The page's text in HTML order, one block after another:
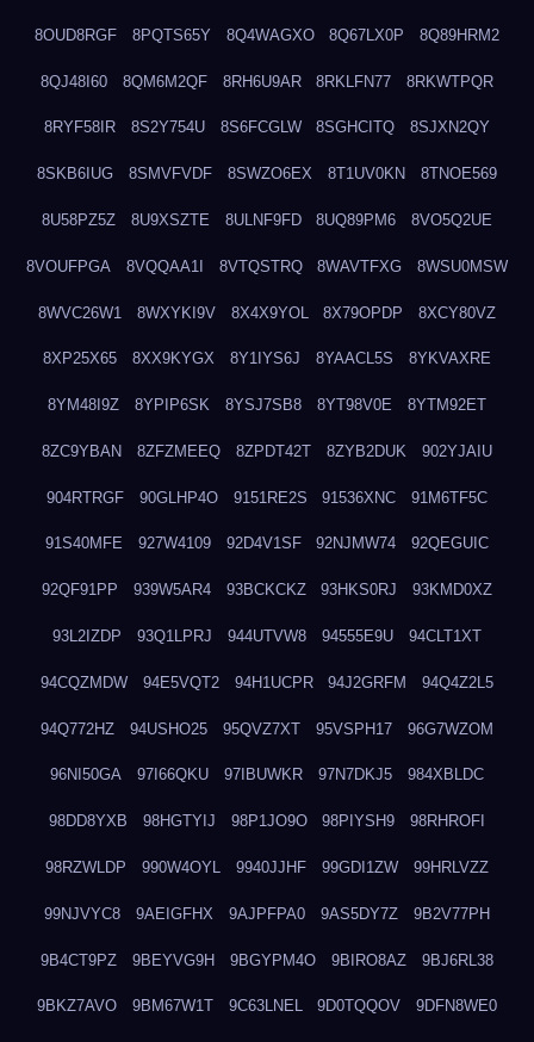
8OUD8RGF 8PQTS65Y 8Q4WAGXO 8Q67LX0P 8Q89HRM2
8QJ48I60 8QM6M2QF 8RH6U9AR 8RKLFN77 8RKWTPQR
8RYF58IR 8S2Y754U 8S6FCGLW 8SGHCITQ 8SJXN2QY
8SKB6IUG 8SMVFVDF 8SWZO6EX 8T1UV0KN 8TNOE569
8U58PZ5Z 8U9XSZTE 8ULNF9FD 8UQ89PM6 8VO5Q2UE
8VOUFPGA 8VQQAA1I 8VTQSTRQ 8WAVTFXG 8WSU0MSW
8WVC26W1 8WXYKI9V 8X4X9YOL 8X79OPDP 8XCY80VZ
8XP25X65 8XX9KYGX 8Y1IYS6J 8YAACL5S 8YKVAXRE
8YM48I9Z 8YPIP6SK 8YSJ7SB8 8YT98V0E 8YTM92ET
8ZC9YBAN 8ZFZMEEQ 8ZPDT42T 8ZYB2DUK 902YJAIU
904RTRGF 90GLHP4O 9151RE2S 91536XNC 91M6TF5C
91S40MFE 927W4109 92D4V1SF 92NJMW74 92QEGUIC
92QF91PP 939W5AR4 93BCKCKZ 93HKS0RJ 93KMD0XZ
93L2IZDP 93Q1LPRJ 944UTVW8 94555E9U 94CLT1XT
94CQZMDW 94E5VQT2 94H1UCPR 94J2GRFM 94Q4Z2L5
94Q772HZ 94USHO25 95QVZ7XT 95VSPH17 96G7WZOM
96NI50GA 97I66QKU 97IBUWKR 97N7DKJ5 984XBLDC
98DD8YXB 98HGTYIJ 98P1JO9O 98PIYSH9 98RHROFI
98RZWLDP 990W4OYL 9940JJHF 99GDI1ZW 99HRLVZZ
99NJVYC8 9AEIGFHX 9AJPFPA0 9AS5DY7Z 9B2V77PH
9B4CT9PZ 9BEYVG9H 9BGYPM4O 9BIRO8AZ 9BJ6RL38
9BKZ7AVO 9BM67W1T 9C63LNEL 9D0TQQOV 9DFN8WE0